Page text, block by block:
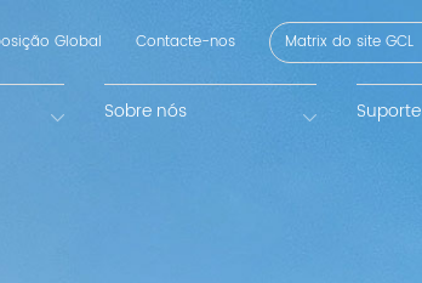
Global Contacte-nos Matrix do site GCL
Sobre nós Suporte